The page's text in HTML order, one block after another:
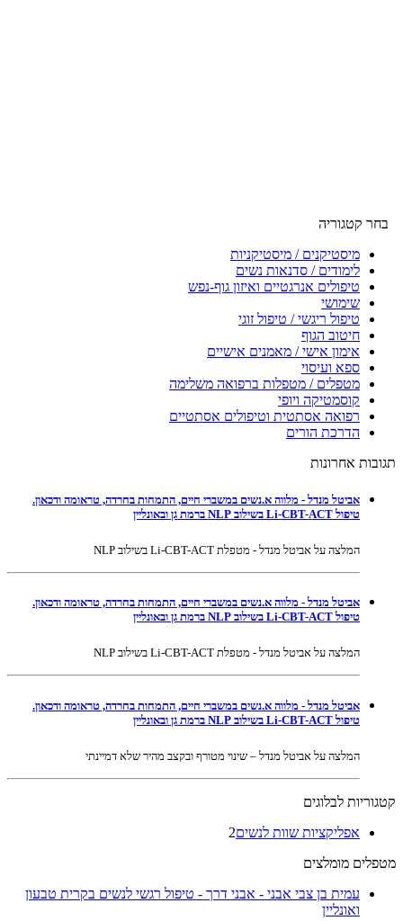
בחר קטגוריה
מיסטיקנים / מיסטיקניות
לימודים / סדנאות נשים
טיפולים אנרגטיים ואיזון גוף-נפש
שימושי
טיפול ריגשי / טיפול זוגי
חיטוב הגוף
אימון אישי / מאמנים אישיים
ספא ועיסוי
מטפלים / מטפלות ברפואה משלימה
קוסמטיקה ויופי
רפואה אסתטית וטיפולים אסתטיים
הדרכת הורים
תגובות אחרונות
אביטל מנדל - מלווה א.נשים במשברי חיים, התמחות בחרדה, טראומה ודכאון.
טיפול Li-CBT-ACT בשילוב NLP ברמת גן ובאונליין
המלצה על אביטל מנדל - מטפלת Li-CBT-ACT בשילוב NLP
אביטל מנדל - מלווה א.נשים במשברי חיים, התמחות בחרדה, טראומה ודכאון.
טיפול Li-CBT-ACT בשילוב NLP ברמת גן ובאונליין
המלצה על אביטל מנדל - מטפלת Li-CBT-ACT בשילוב NLP
אביטל מנדל - מלווה א.נשים במשברי חיים, התמחות בחרדה, טראומה ודכאון.
טיפול Li-CBT-ACT בשילוב NLP ברמת גן ובאונליין
המלצה על אביטל מנדל – שינוי מטורף ובקצב מהיר שלא דמיינתי
קטגוריות לבלוגים
אפליקציות שוות לנשים2
מטפלים מומלצים
עמית בן צבי אבני - אבני דרך - טיפול רגשי לנשים בקרית טבעון
ואונליין